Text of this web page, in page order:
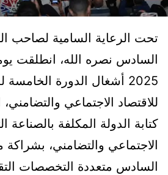
تحت الرعاية السامية لصاحب
2025 أشغال الدورة
للاقتصاد الاجتماعي
كتابة الدولة المكلفة بالصناعة
الاجتماعي والتضامني،
السادس متعددة التخصصات